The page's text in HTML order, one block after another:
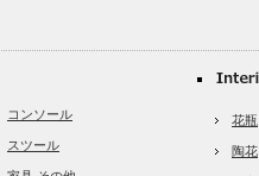
コンソール
スツール
花瓶
陶花